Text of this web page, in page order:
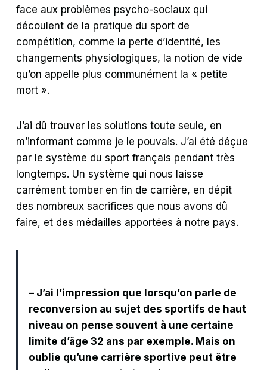
face aux problèmes psycho-sociaux qui
découlent de la pratique du sport de
compétition, comme la perte d’identité, les
changements physiologiques, la notion de vide
qu’on appelle plus communément la « petite
mort ».
J’ai dû trouver les solutions toute seule, en
m’informant comme je le pouvais. J’ai été déçue
par le système du sport français pendant très
longtemps. Un système qui nous laisse
carrément tomber en fin de carrière, en dépit
des nombreux sacrifices que nous avons dû
faire, et des médailles apportées à notre pays.
– J’ai l’impression que lorsqu’on parle de
reconversion au sujet des sportifs de haut
niveau on pense souvent à une certaine
limite d’âge 32 ans par exemple. Mais on
oublie qu’une carrière sportive peut être